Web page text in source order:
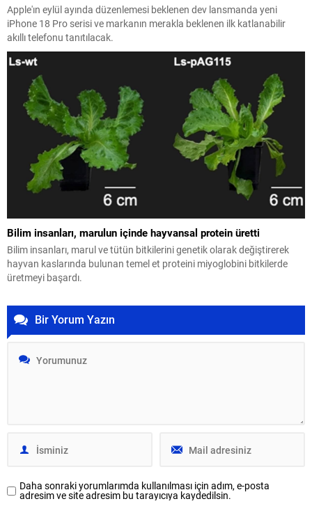
Apple'ın eylül ayında düzenlemesi beklenen dev lansmanda yeni
iPhone 18 Pro serisi ve markanın merakla beklenen ilk katlanabilir
akıllı telefonu tanıtılacak.
Bilim insanları, marulun içinde hayvansal protein üretti
Bilim insanları, marul ve tütün bitkilerini genetik olarak değiştirerek
hayvan kaslarında bulunan temel et proteini miyoglobini bitkilerde
üretmeyi başardı.
Bir Yorum Yazın
Daha sonraki yorumlarımda kullanılması için adım, e-posta
adresim ve site adresim bu tarayıcıya kaydedilsin.